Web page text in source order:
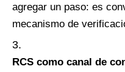
agregar un paso: es
mecanismo de
RCS como canal de